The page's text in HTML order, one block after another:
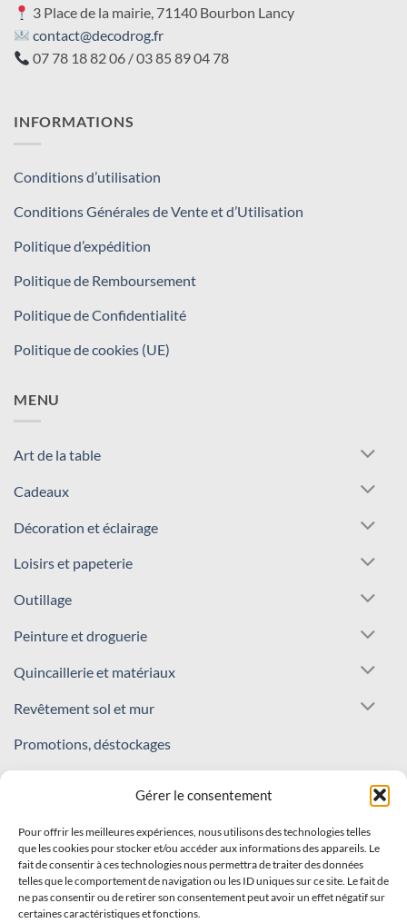
Gérer le consentement
Pour offrir les meilleures expériences, nous utilisons des technologies telles
que les cookies pour stocker et/ou accéder aux informations des appareils. Le
fait de consentir à ces technologies nous permettra de traiter des données
telles que le comportement de navigation ou les ID uniques sur ce site. Le fait de
ne pas consentir ou de retirer son consentement peut avoir un effet négatif sur
certaines caractéristiques et fonctions.
3 Place de la mairie, 71140 Bourbon Lancy
contact@decodrog.fr
07 78 18 82 06 / 03 85 89 04 78
INFORMATIONS
Conditions d’utilisation
Conditions Générales de Vente et d’Utilisation
Politique d’expédition
Politique de Remboursement
Politique de Confidentialité
Politique de cookies (UE)
MENU
Art de la table
Cadeaux
Décoration et éclairage
Loisirs et papeterie
Outillage
Peinture et droguerie
Quincaillerie et matériaux
Revêtement sol et mur
Promotions, déstockages
REJOIGNEZ NOTRE COMMUNAUTÉ !
Inscrivez-vous à notre newsletter
Recevez nos offres et nouveautés en avant-première !